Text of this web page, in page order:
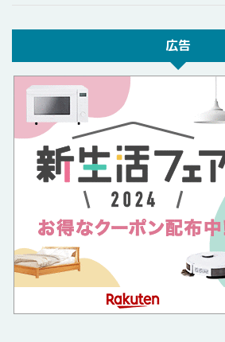
広告